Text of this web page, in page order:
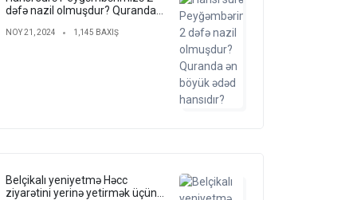
dəfə nazil olmuşdur? Quranda
NOY 21, 2024 1,145 BAXIŞ
Belçikalı yeniyetmə Həcc
ziyarətini yerinə yetirmək üçün